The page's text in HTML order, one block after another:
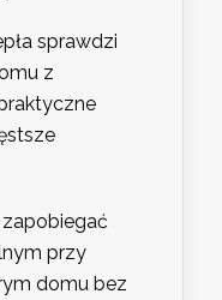
sprawdzi
z
przy
domu bez